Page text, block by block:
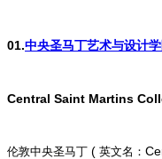
01.中央圣马丁艺术与设计
Central Saint Martins
伦敦中央圣马丁 ( 英文名：